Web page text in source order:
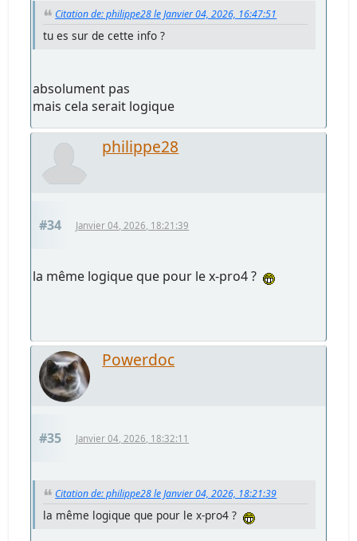
Citation de: philippe28 le Janvier 04, 2026, 16:47:51
tu es sur de cette info ?
absolument pas
mais cela serait logique
philippe28
#34 Janvier 04, 2026, 18:21:39
la même logique que pour le x-pro4 ?
Powerdoc
#35 Janvier 04, 2026, 18:32:11
Citation de: philippe28 le Janvier 04, 2026, 18:21:39
la même logique que pour le x-pro4 ?